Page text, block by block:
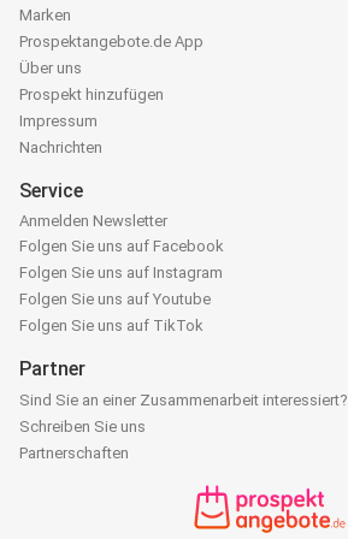
Marken
Prospektangebote.de App
Über uns
Prospekt hinzufügen
Impressum
Nachrichten
Service
Anmelden Newsletter
Folgen Sie uns auf Facebook
Folgen Sie uns auf Instagram
Folgen Sie uns auf Youtube
Folgen Sie uns auf TikTok
Partner
Sind Sie an einer Zusammenarbeit interessiert?
Schreiben Sie uns
Partnerschaften